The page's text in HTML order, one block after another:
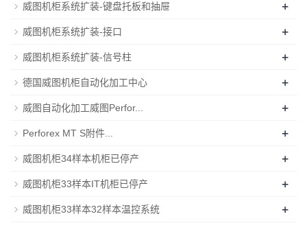
威图机柜系统扩装-键盘托板和抽屉 +
威图机柜系统扩装-接口 +
威图机柜系统扩装-信号柱 +
德国威图机柜自动化加工中心 +
威图自动化加工威图Perfor... +
Perforex MT S附件... +
威图机柜34样本机柜已停产 +
威图机柜33样本IT机柜已停产 +
威图机柜33样本32样本温控系统 +